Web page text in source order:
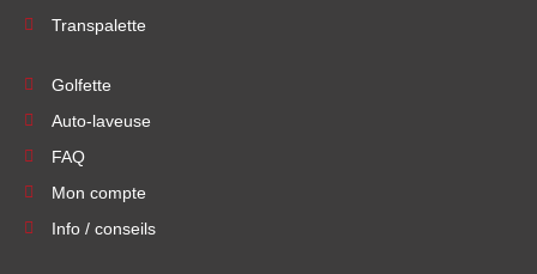
Transpalette
Golfette
Auto-laveuse
FAQ
Mon compte
Info / conseils